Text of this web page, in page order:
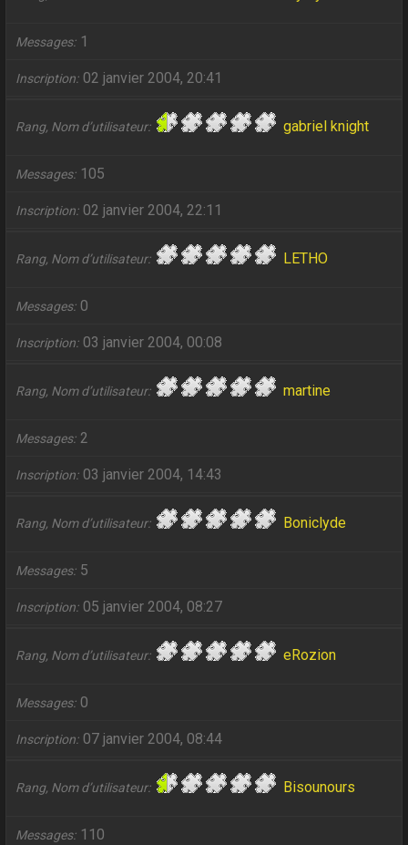
Messages 1
Inscription 02 janvier 2004, 20:41
Rang, Nom d’utilisateur gabriel knight
Messages 105
Inscription 02 janvier 2004, 22:11
Rang, Nom d’utilisateur LETHO
Messages 0
Inscription 03 janvier 2004, 00:08
Rang, Nom d’utilisateur martine
Messages 2
Inscription 03 janvier 2004, 14:43
Rang, Nom d’utilisateur Boniclyde
Messages 5
Inscription 05 janvier 2004, 08:27
Rang, Nom d’utilisateur eRozion
Messages 0
Inscription 07 janvier 2004, 08:44
Rang, Nom d’utilisateur Bisounours
Messages 110